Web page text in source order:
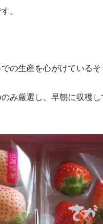
。
の生産を心がけているそ
み厳選し、早朝に収穫